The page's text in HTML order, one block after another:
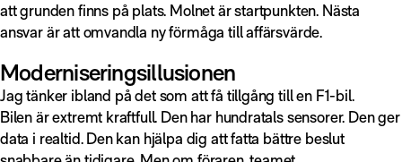
att grunden finns på plats. Molnet är startpunkten. Nästa
ansvar är att omvandla ny förmåga till affärsvärde.
Moderniseringsillusionen
Jag tänker ibland på det som att få tillgång till en F1-bil.
Bilen är extremt kraftfull. Den har hundratals sensorer. Den ger
data i realtid. Den kan hjälpa dig att fatta bättre beslut